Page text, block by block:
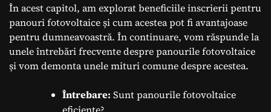
În acest capitol, am explorat beneficiile inscrierii pentru
panouri fotovoltaice și cum acestea pot fi avantajoase
pentru dumneavoastră. În continuare, vom răspunde la
unele întrebări frecvente despre panourile fotovoltaice
și vom demonta unele mituri comune despre acestea.
Întrebare: Sunt panourile fotovoltaice